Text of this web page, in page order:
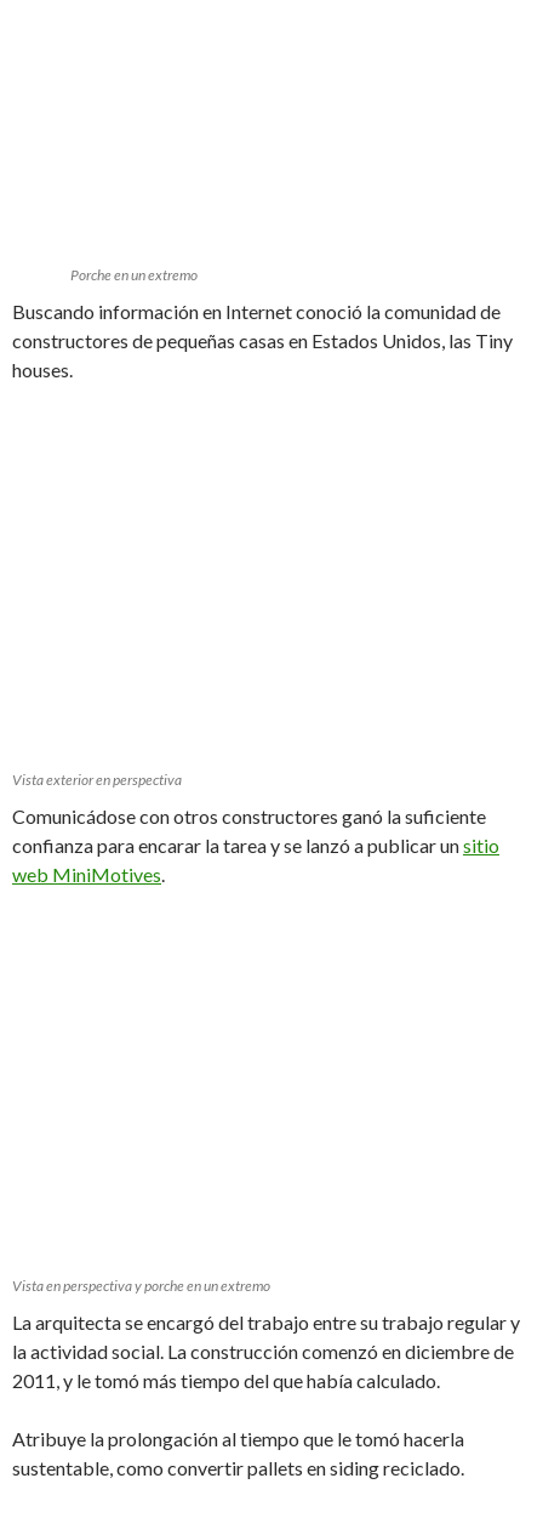
Porche en un extremo
Buscando información en Internet conoció la comunidad de
constructores de pequeñas casas en Estados Unidos, las Tiny
houses.
Vista exterior en perspectiva
Comunicádose con otros constructores ganó la suficiente
confianza para encarar la tarea y se lanzó a publicar unsitio
web MiniMotives.
Vista en perspectiva y porche en un extremo
La arquitecta se encargó del trabajo entre su trabajo regular y
la actividad social. La construcción comenzó en diciembre de
2011, y le tomó más tiempo del que había calculado.
Atribuye la prolongación al tiempo que le tomó hacerla
sustentable, como convertir pallets en siding reciclado.